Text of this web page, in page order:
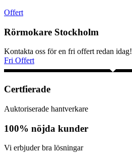
Offert
Rörmokare Stockholm
Kontakta oss för en fri offert redan idag!
Fri Offert
Certfierade
Auktoriserade hantverkare
100% nöjda kunder
Vi erbjuder bra lösningar